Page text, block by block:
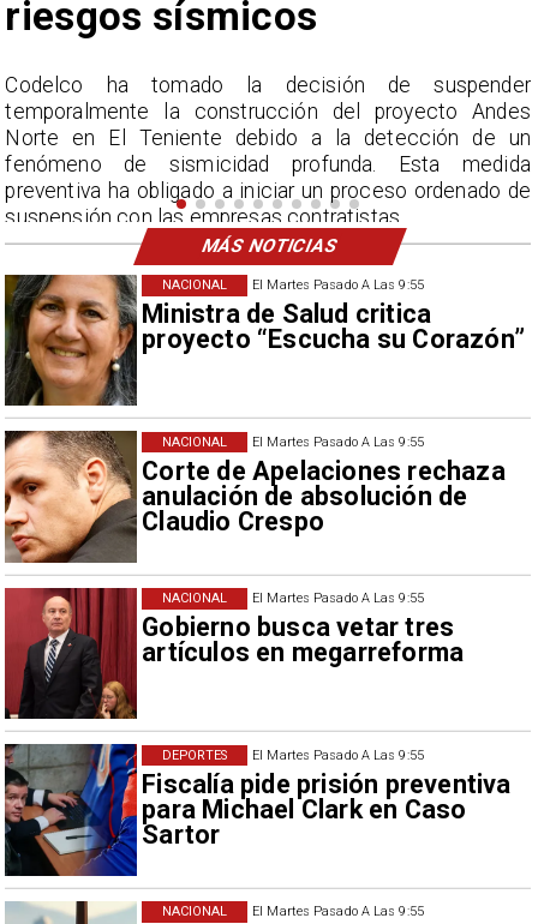
El Martes Pasado A Las 9:55
Ministra de Salud critica
proyecto “Escucha su Corazón”
NACIONAL
El Martes Pasado A Las 9:55
Corte de Apelaciones rechaza
anulación de absolución de
Claudio Crespo
NACIONAL
El Martes Pasado A Las 9:55
Gobierno busca vetar tres
artículos en megarreforma
NACIONAL
El Martes Pasado A Las 9:55
Fiscalía pide prisión preventiva
para Michael Clark en Caso
Sartor
DEPORTES
El Martes Pasado A Las 9:55
NACIONAL
La Dirección Meteorológica de Chile reporta
acumulados sin precedentes en julio y pronostica lluvias
por encima del promedio en agosto.
MÁS NOTICIAS